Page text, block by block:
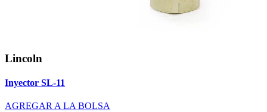
Lincoln
Inyector SL-11
AGREGAR A LA BOLSA